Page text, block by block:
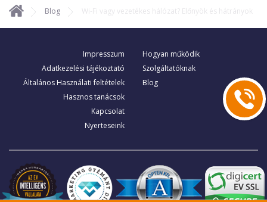
Blog Wi-Fi vagy vezetékes hálózat? Előnyök és hátrányok
Impresszum
Adatkezelési tájékoztató
Általános Használati feltételek
Hasznos tanácsok
Kapcsolat
Nyerteseink
Hogyan működik
Szolgáltatóknak
Blog